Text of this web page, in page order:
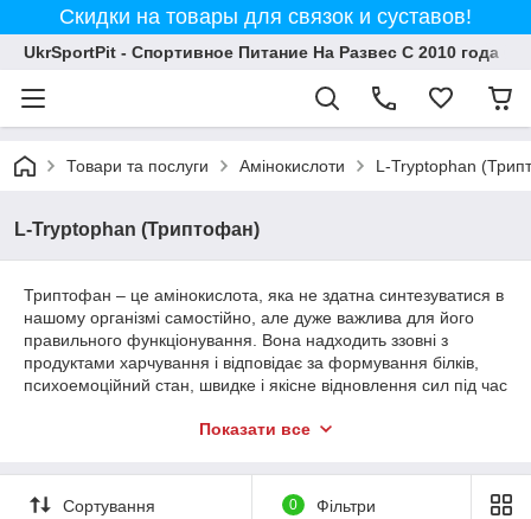
Скидки на товары для связок и суставов!
UkrSportPit - Спортивное Питание На Развес С 2010 года
Товари та послуги Амінокислоти L-Tryptophan
L-Tryptophan (Триптофан)
Триптофан – це амінокислота, яка не здатна синтезуватися в
нашому організмі самостійно, але дуже важлива для його
правильного функціонування. Вона надходить ззовні з
продуктами харчування і відповідає за формування білків,
психоемоційний стан, швидке і якісне відновлення сил під час
Амінокислота триптофан, а точніше її L-форма, що входить
безпечний Л-Триптофан. Купити його з доставкою в будь-яке
Показати все
Сортування 0 Фільтри